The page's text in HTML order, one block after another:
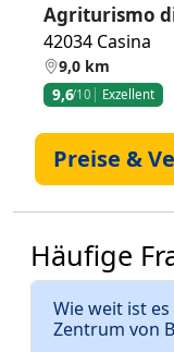
Agriturismo
42034 Casina
9,0 km
9,6/10 Exzellent
Preise &
Häufige
Wie weit ist
Zentrum von